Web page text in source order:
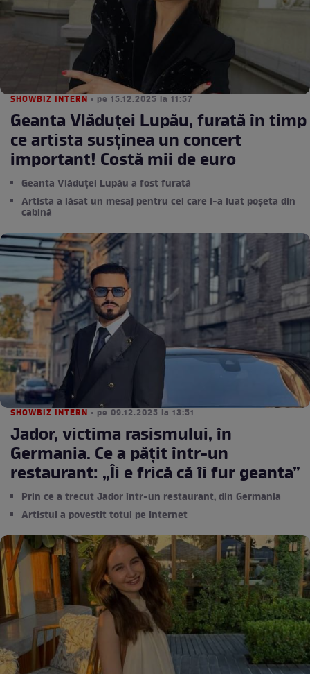
SHOWBIZ INTERN • pe 15.12.2025 la 11:57
Geanta Vlăduței Lupău, furată în timp
ce artista susținea un concert
important! Costă mii de euro
Geanta Vlăduței Lupău a fost furată
Artista a lăsat un mesaj pentru cel care i-a luat poșeta din
cabină
SHOWBIZ INTERN • pe 09.12.2025 la 13:51
Jador, victima rasismului, în
Germania. Ce a pățit într-un
restaurant: „Îi e frică că îi fur geanta”
Prin ce a trecut Jador într-un restaurant, din Germania
Artistul a povestit totul pe Internet